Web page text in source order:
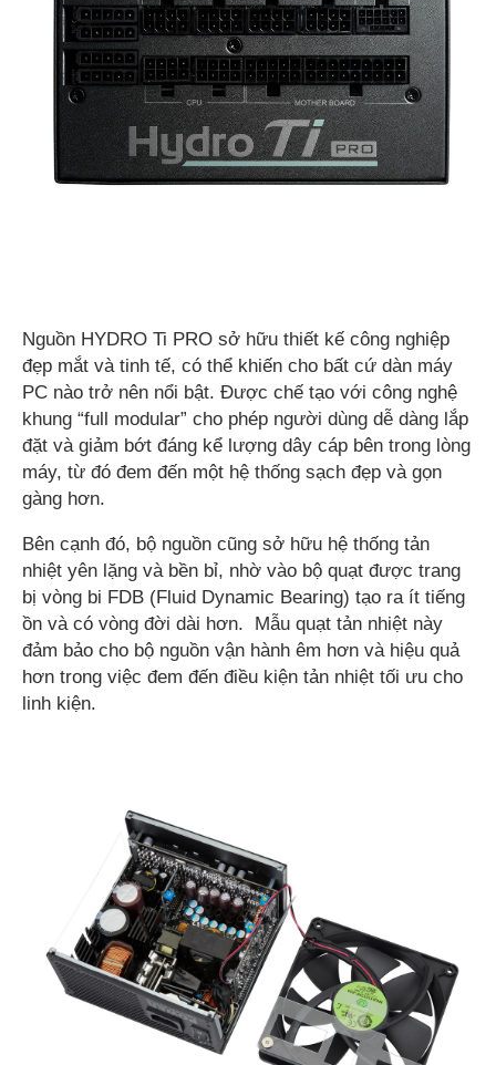
Nguồn HYDRO Ti PRO sở hữu thiết kế công nghiệp
đẹp mắt và tinh tế, có thể khiến cho bất cứ dàn máy
PC nào trở nên nổi bật. Được chế tạo với công nghệ
khung “full modular” cho phép người dùng dễ dàng lắp
đặt và giảm bớt đáng kể lượng dây cáp bên trong lòng
máy, từ đó đem đến một hệ thống sạch đẹp và gọn
gàng hơn.
Bên cạnh đó, bộ nguồn cũng sở hữu hệ thống tản
nhiệt yên lặng và bền bỉ, nhờ vào bộ quạt được trang
bị vòng bi FDB (Fluid Dynamic Bearing) tạo ra ít tiếng
ồn và có vòng đời dài hơn. Mẫu quạt tản nhiệt này
đảm bảo cho bộ nguồn vận hành êm hơn và hiệu quả
hơn trong việc đem đến điều kiện tản nhiệt tối ưu cho
linh kiện.